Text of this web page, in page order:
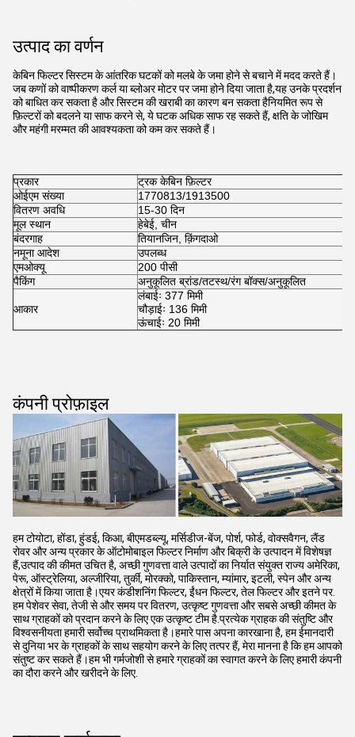
उत्पाद का वर्णन
केबिन फिल्टर सिस्टम के आंतरिक घटकों को मलबे के जमा होने से बचाने में मदद करते हैं।
जब कणों को वाष्पीकरण कर्ल या ब्लोअर मोटर पर जमा होने दिया जाता है,यह उनके प्रदर्शन
को बाधित कर सकता है और सिस्टम की खराबी का कारण बन सकता हैनियमित रूप से
फ़िल्टरों को बदलने या साफ करने से, ये घटक अधिक साफ रह सकते हैं, क्षति के जोखिम
और महंगी मरम्मत की आवश्यकता को कम कर सकते हैं।
प्रकार
ट्रक केबिन फ़िल्टर
ओईएम संख्या
1770813/1913500
वितरण अवधि
15-30 दिन
मूल स्थान
हेबेई, चीन
बंदरगाह
तियानजिन, क़िंगदाओ
नमूना आदेश
उपलब्ध
एमओक्यू
200 पीसी
पैकिंग
अनुकूलित ब्रांड/तटस्थ/रंग बॉक्स/अनुकूलित
आकार
लंबाईः 377 मिमी
चौड़ाईः 136 मिमी
ऊंचाईः 20 मिमी
कंपनी प्रोफ़ाइल
हम टोयोटा, होंडा, हुंडई, किआ, बीएमडब्ल्यू, मर्सिडीज-बेंज, पोर्श, फोर्ड, वोक्सवैगन, लैंड
रोवर और अन्य प्रकार के ऑटोमोबाइल फिल्टर निर्माण और बिक्री के उत्पादन में विशेषज्ञ
हैं,उत्पाद की कीमत उचित है, अच्छी गुणवत्ता वाले उत्पादों का निर्यात संयुक्त राज्य अमेरिका,
पेरू, ऑस्ट्रेलिया, अल्जीरिया, तुर्की, मोरक्को, पाकिस्तान, म्यांमार, इटली, स्पेन और अन्य
क्षेत्रों में किया जाता है।एयर कंडीशनिंग फिल्टर, ईंधन फिल्टर, तेल फिल्टर और इतने पर.
हम पेशेवर सेवा, तेजी से और समय पर वितरण, उत्कृष्ट गुणवत्ता और सबसे अच्छी कीमत के
साथ ग्राहकों को प्रदान करने के लिए एक उत्कृष्ट टीम है.प्रत्येक ग्राहक की संतुष्टि और
विश्वसनीयता हमारी सर्वोच्च प्राथमिकता है।हमारे पास अपना कारखाना है, हम ईमानदारी
से दुनिया भर के ग्राहकों के साथ सहयोग करने के लिए तत्पर हैं, मेरा मानना है कि हम आपको
संतुष्ट कर सकते हैं।हम भी गर्मजोशी से हमारे ग्राहकों का स्वागत करने के लिए हमारी कंपनी
का दौरा करने और खरीदने के लिए.